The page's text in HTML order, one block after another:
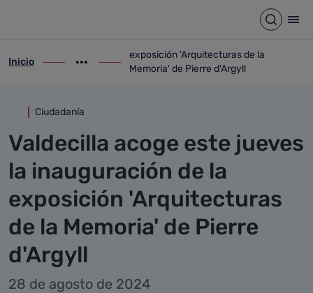
Abrir
ir-a inicio
Inicio
Mostrar opciones del camino de migas
ir-a exposición 'Arquitecturas de la
exposición 'Arquitecturas de la
Memoria' de Pierre d'Argyll
Ciudadanía
Valdecilla acoge este jueves
la inauguración de la
exposición 'Arquitecturas
de la Memoria' de Pierre
d'Argyll
28 de agosto de 2024